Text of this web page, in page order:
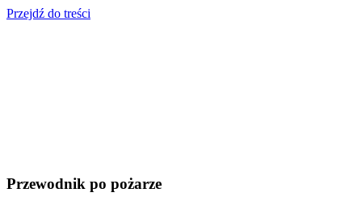
Przejdź do treści
Przewodnik po pożarze